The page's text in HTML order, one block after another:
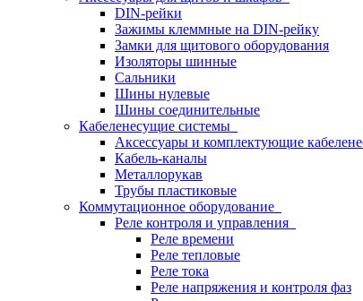
DIN-рейки
Зажимы клеммные на DIN-рейку
Замки для щитового оборудования
Изоляторы шинные
Сальники
Шины нулевые
Шины соединительные
Кабеленесущие системы
Аксессуары и комплектующие
Кабель-каналы
Металлорукав
Трубы пластиковые
Коммутационное оборудование
Реле контроля и управления
Реле времени
Реле тепловые
Реле тока
Реле напряжения и контроля фаз